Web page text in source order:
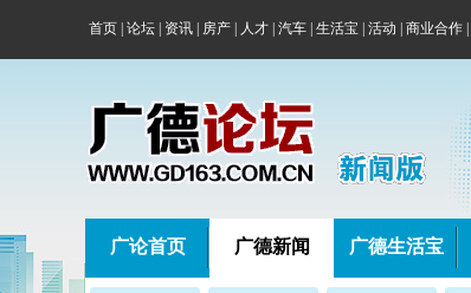
首页 论坛 资讯 房产 人才 汽车 生活宝 活动 商业合作
广论首页 广德新闻 广德生活宝